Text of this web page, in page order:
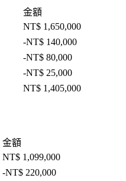
金額
NT$ 1,650,000
-NT$ 140,000
-NT$ 80,000
-NT$ 25,000
NT$ 1,405,000
金額
NT$ 1,099,000
-NT$ 220,000